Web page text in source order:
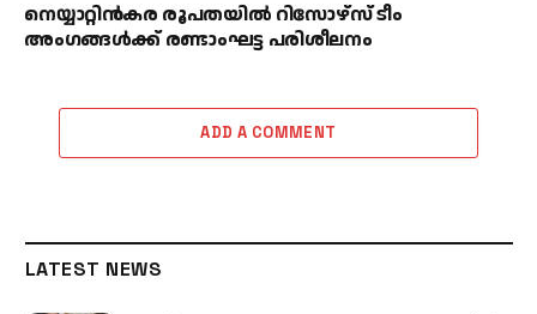
നെയ്യാറ്റിൻകര രൂപതയിൽ റിസോഴ്സ് ടീം
അംഗങ്ങൾക്ക് രണ്ടാംഘട്ട പരിശീലനം
ADD A COMMENT
LATEST NEWS